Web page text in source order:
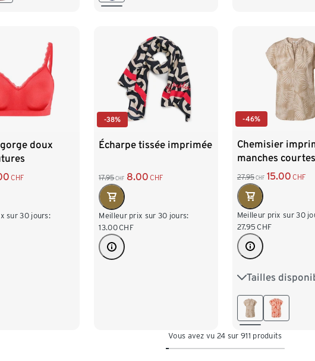
doux
CHF
sur 30 jours:
-38%
Écharpe tissée imprimée
17.95 CHF 8.00 CHF
Meilleur prix sur 30 jours:
13.00CHF
-46%
Chemisier
manches
27.95 CHF 15.00 CHF
Meilleur prix sur 30
27.95 CHF
Tailles
36 38 40
44 46
Vous avez vu 24 sur 911 produits